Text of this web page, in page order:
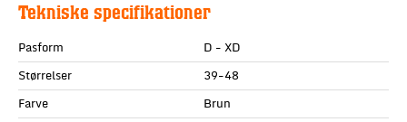
Tekniske specifikationer
Pasform
D - XD
Størrelser
39-48
Farve
Brun